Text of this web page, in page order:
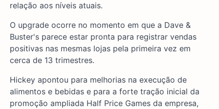
relação aos níveis atuais.
O upgrade ocorre no momento em que a Dave &
Buster's parece estar pronta para registrar vendas
positivas nas mesmas lojas pela primeira vez em
cerca de 13 trimestres.
Hickey apontou para melhorias na execução de
alimentos e bebidas e para a forte tração inicial da
promoção ampliada Half Price Games da empresa,